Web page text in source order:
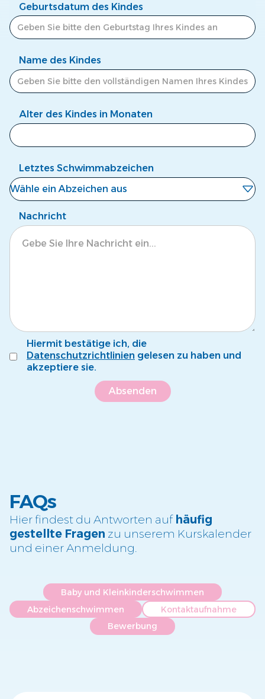
Geburtsdatum des Kindes
Name des Kindes
Alter des Kindes in Monaten
Letztes Schwimmabzeichen
Wähle ein Abzeichen aus
Noch kein Abzeichen
Fröschli
Seepferdli
Nachricht
Hiermit bestätige ich, die
Datenschutzrichtlinien gelesen zu haben und
akzeptiere sie.
FAQs
Hier findest du Antworten auf häufig
gestellte Fragen zu unserem Kurskalender
und einer Anmeldung.
Baby und Kleinkinderschwimmen
Abzeichenschwimmen
Kontaktaufnahme
Bewerbung